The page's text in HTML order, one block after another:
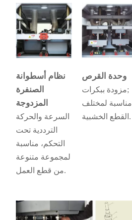
نظام أسطوانة
الصنفرة
المزدوجة
السرعة والحركة
الترددية تحت
التحكم، مناسبة
لمجموعة متنوعة
من قطع العمل.
وحدة القرص
مزودة ببكرات;
مناسبة لمختلف
القطع الخشبية.